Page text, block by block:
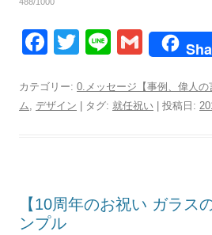
F
c
e
o
k
T
tt
er
Li
e
G
ail
カテゴリー: 0.メッセージ【事例、偉人の
ム, デザイン | タグ: 就任祝い | 投稿日:
【10周年のお祝い ガラス
ンプル